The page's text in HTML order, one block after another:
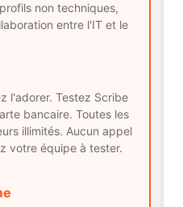
non techniques,
entre l'IT et le
l'adorer. Testez Scribe
bancaire. Toutes les
illimités. Aucun appel
votre équipe à tester.